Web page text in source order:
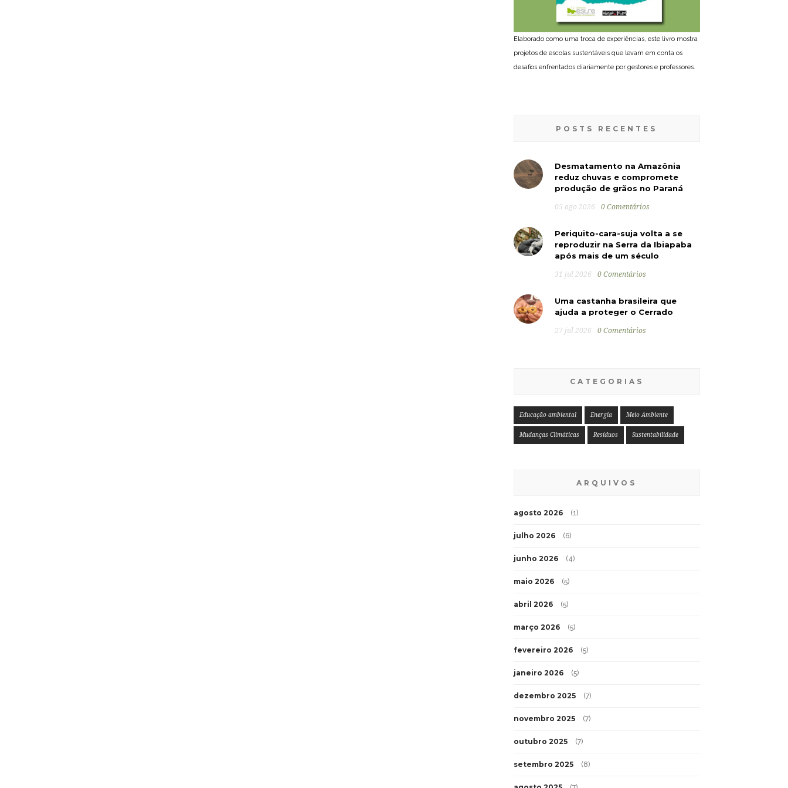
Elaborado como uma troca de experiências, este livro mostra
projetos de escolas sustentáveis que levam em conta os
desafios enfrentados diariamente por gestores e professores.
POSTS RECENTES
Desmatamento na Amazônia
reduz chuvas e compromete
produção de grãos no Paraná
05 ago 2026 0 Comentários
Periquito-cara-suja volta a se
reproduzir na Serra da Ibiapaba
após mais de um século
31 jul 2026 0 Comentários
Uma castanha brasileira que
ajuda a proteger o Cerrado
27 jul 2026 0 Comentários
CATEGORIAS
Educação ambiental Energia Meio Ambiente
Mudanças Climáticas Resíduos Sustentabilidade
ARQUIVOS
agosto 2026 (1)
julho 2026 (6)
junho 2026 (4)
maio 2026 (5)
abril 2026 (5)
março 2026 (5)
fevereiro 2026 (5)
janeiro 2026 (5)
dezembro 2025 (7)
novembro 2025 (7)
outubro 2025 (7)
setembro 2025 (8)